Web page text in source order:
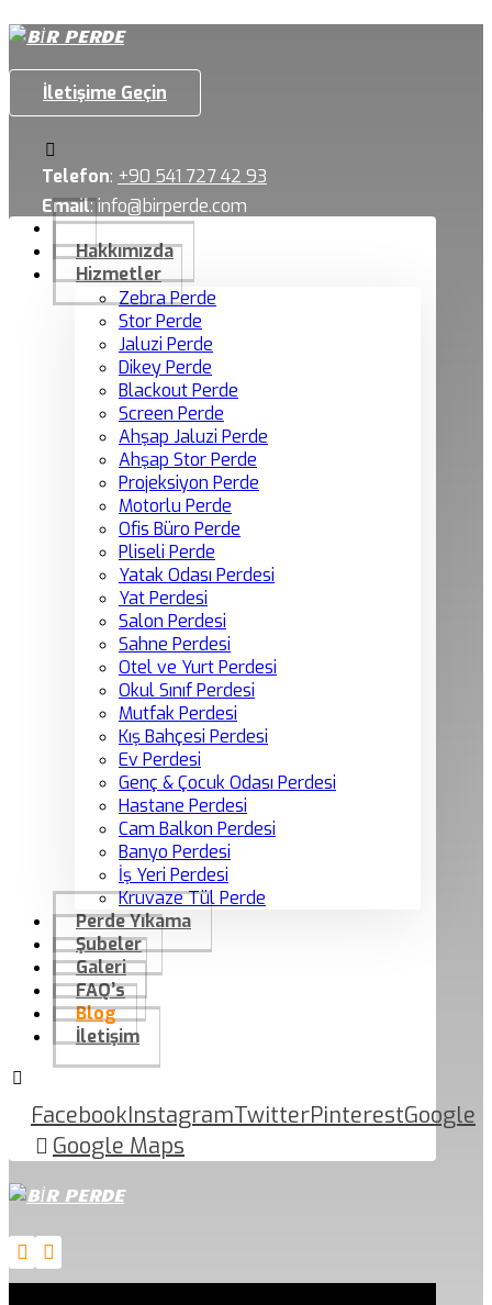
İletişime Geçin
Telefon: +90 541 727 42 93
Email:info@birperde.com
Hakkımızda
Hizmetler
Zebra Perde
Stor Perde
Jaluzi Perde
Dikey Perde
Blackout Perde
Screen Perde
Ahşap Jaluzi Perde
Ahşap Stor Perde
Projeksiyon Perde
Motorlu Perde
Ofis Büro Perde
Pliseli Perde
Yatak Odası Perdesi
Yat Perdesi
Salon Perdesi
Sahne Perdesi
Otel ve Yurt Perdesi
Okul Sınıf Perdesi
Mutfak Perdesi
Kış Bahçesi Perdesi
Ev Perdesi
Genç & Çocuk Odası Perdesi
Hastane Perdesi
Cam Balkon Perdesi
Banyo Perdesi
İş Yeri Perdesi
Kruvaze Tül Perde
Perde Yıkama
Şubeler
Galeri
FAQ’s
Blog
İletişim
FacebookInstagramTwitterPinterestGoogle
Google Maps